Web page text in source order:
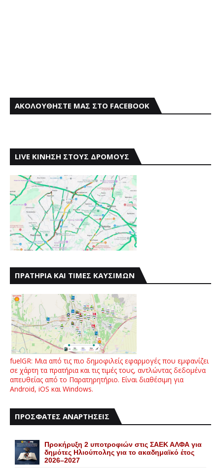
ΑΚΟΛΟΥΘΗΣΤΕ ΜΑΣ ΣΤΟ FACEBOOK
LIVE ΚΙΝΗΣΗ ΣΤΟΥΣ ΔΡΟΜΟΥΣ
ΠΡΑΤΗΡΙΑ ΚΑΙ ΤΙΜΕΣ ΚΑΥΣΙΜΩΝ
fuelGR: Μια από τις πιο δημοφιλείς εφαρμογές που εμφανίζει
σε χάρτη τα πρατήρια και τις τιμές τους, αντλώντας δεδομένα
απευθείας από το Παρατηρητήριο. Είναι διαθέσιμη για
Android, iOS και Windows.
ΠΡΟΣΦΑΤΕΣ ΑΝΑΡΤΗΣΕΙΣ
Προκήρυξη 2 υποτροφιών στις ΣΑΕΚ ΑΛΦΑ για
δημότες Ηλιούπολης για το ακαδημαϊκό έτος
2026–2027